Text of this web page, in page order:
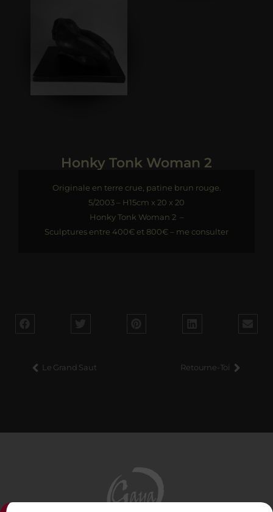
Honky Tonk Woman 2
Originale en terre crue, patine brun rouge.
5/2003 – H15cm x 20 x 20
Honky Tonk Woman 2 –
Sculptures entre 400€ et 800€ – me consulter
Le Grand Saut Retourne-Toi